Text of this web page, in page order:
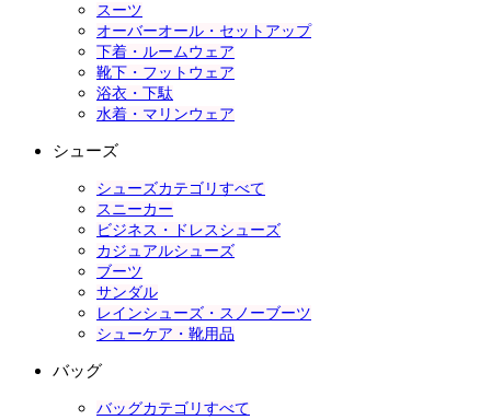
スーツ
オーバーオール・セットアップ
下着・ルームウェア
靴下・フットウェア
浴衣・下駄
水着・マリンウェア
シューズ
シューズカテゴリすべて
スニーカー
ビジネス・ドレスシューズ
カジュアルシューズ
ブーツ
サンダル
レインシューズ・スノーブーツ
シューケア・靴用品
バッグ
バッグカテゴリすべて